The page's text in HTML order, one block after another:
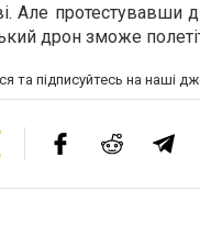
Але протестувавши
дрон зможе
та підписуйтесь на наші